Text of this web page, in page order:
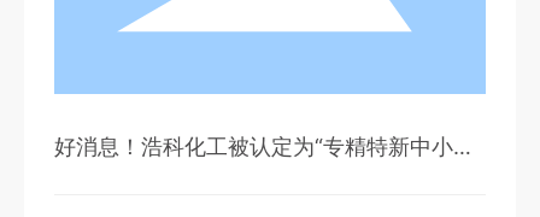
好消息！浩科化工被认定为“专精特新中小企